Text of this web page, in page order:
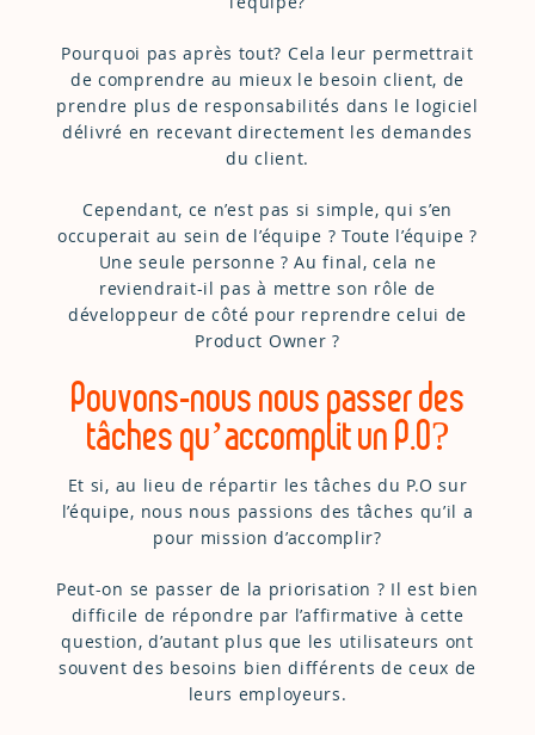
Pourquoi pas après tout? Cela leur permettrait
de comprendre au mieux le besoin client, de
prendre plus de responsabilités dans le logiciel
délivré en recevant directement les demandes
du client.
Cependant, ce n’est pas si simple, qui s’en
occuperait au sein de l’équipe ? Toute l’équipe ?
Une seule personne ? Au final, cela ne
reviendrait-il pas à mettre son rôle de
développeur de côté pour reprendre celui de
Product Owner ?
Pouvons-nous nous passer des
tâches qu’accomplit un P.O?
Et si, au lieu de répartir les tâches du P.O sur
l’équipe, nous nous passions des tâches qu’il a
pour mission d’accomplir?
Peut-on se passer de la priorisation ? Il est bien
difficile de répondre par l’affirmative à cette
question, d’autant plus que les utilisateurs ont
souvent des besoins bien différents de ceux de
leurs employeurs.